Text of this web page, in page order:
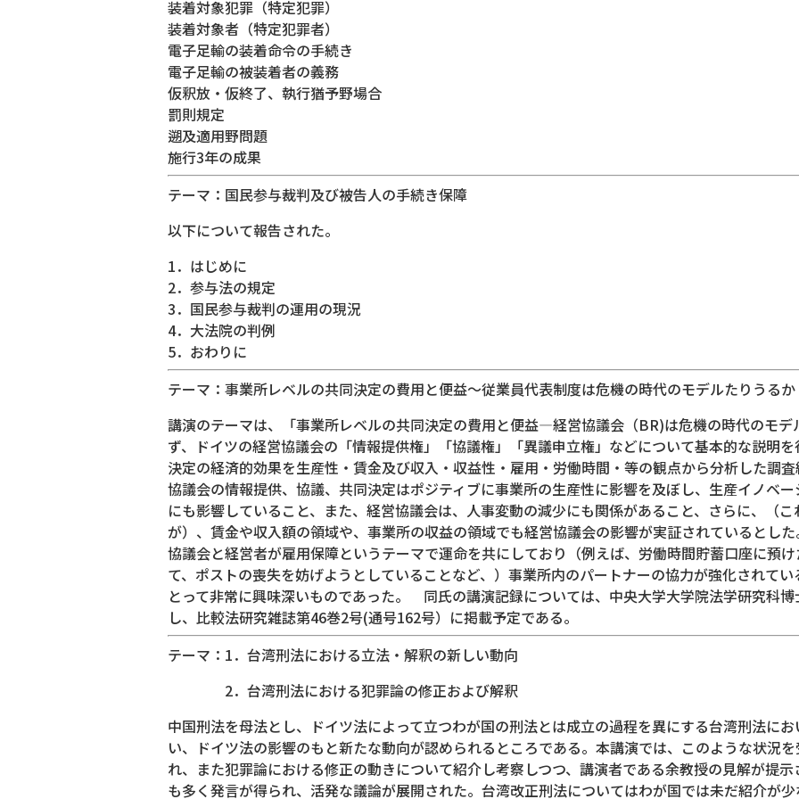
装着対象犯罪（特定犯罪）
装着対象者（特定犯罪者）
電子足輸の装着命令の手続き
電子足輸の被装着者の義務
仮釈放・仮終了、執行猶予野場合
罰則規定
遡及適用野問題
施行3年の成果
テーマ：国民参与裁判及び被告人の手続き保障
以下について報告された。
1．はじめに
2．参与法の規定
3．国民参与裁判の運用の現況
4．大法院の判例
5．おわりに
テーマ：事業所レベルの共同決定の費用と便益～従業員代表制度は危機の時代のモデルたりうる
講演のテーマは、「事業所レベルの共同決定の費用と便益―経営協議会（BR)は危機の時代のモ
ず、ドイツの経営協議会の「情報提供権」「協議権」「異議申立権」などについて基本的な説明
決定の経済的効果を生産性・賃金及び収入・収益性・雇用・労働時間・等の観点から分析した調
協議会の情報提供、協議、共同決定はポジティブに事業所の生産性に影響を及ぼし、生産イノベ
にも影響していること、また、経営協議会は、人事変動の減少にも関係があること、さらに、（
が）、賃金や収入額の領域や、事業所の収益の領域でも経営協議会の影響が実証されているとし
協議会と経営者が雇用保障というテーマで運命を共にしており（例えば、労働時間貯蓄口座に預
て、ポストの喪失を妨げようとしていることなど、）事業所内のパートナーの協力が強化されて
とって非常に興味深いものであった。 同氏の講演記録については、中央大学大学院法学研究科
し、比較法研究雑誌第46巻2号(通号162号）に掲載予定である。
テーマ：1．台湾刑法における立法・解釈の新しい動向
2．台湾刑法における犯罪論の修正および解釈
中国刑法を母法とし、ドイツ法によって立つわが国の刑法とは成立の過程を異にする台湾刑法に
い、ドイツ法の影響のもと新たな動向が認められるところである。本講演では、このような状況
れ、また犯罪論における修正の動きについて紹介し考察しつつ、講演者である余教授の見解が提
も多く発言が得られ、活発な議論が展開された。台湾改正刑法についてはわが国では未だ紹介が